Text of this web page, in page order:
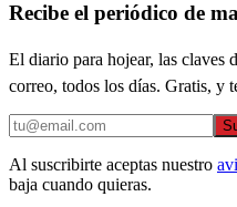
Recibe el periódico de
El diario para hojear, las
correo, todos los días. Gratis, y
Al suscribirte aceptas nuestro
baja cuando quieras.